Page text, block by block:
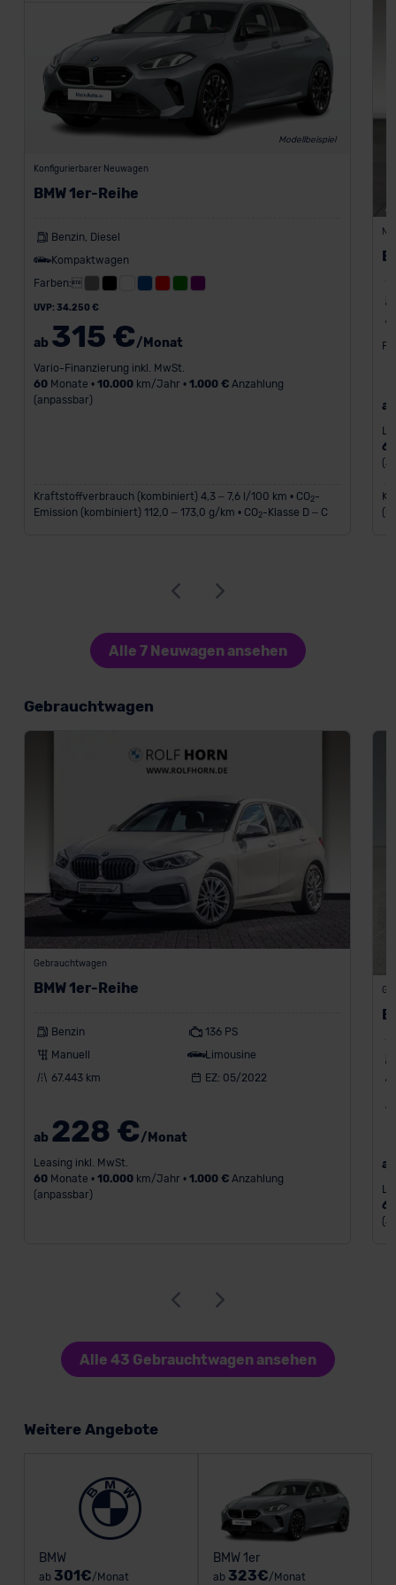
Modellbeispiel
Konfigurierbarer Neuwagen
BMW 1er-Reihe
Benzin, Diesel
Kompaktwagen
Farben:
UVP: 34.250 €
ab 315 €/Monat
Vario-Finanzierung inkl. MwSt.
60Monate • 10.000km/Jahr • 1.000 €Anzahlung
(anpassbar)
Kraftstoffverbrauch (kombiniert) 4,3 – 7,6 l/100 km • CO2-
Emission (kombiniert) 112,0 – 173,0 g/km • CO2-Klasse D – C
60
Alle 7 Neuwagen ansehen
Gebrauchtwagen
Gebrauchtwagen
BMW 1er-Reihe
Benzin
136 PS
Manuell
Limousine
67.443 km
EZ: 05/2022
ab 228 €/Monat
Leasing inkl. MwSt.
60Monate • 10.000km/Jahr • 1.000 €Anzahlung
(anpassbar)
60
Alle 43 Gebrauchtwagen ansehen
Weitere Angebote
BMW
ab 301€/Monat
BMW 1er
ab 323€/Monat